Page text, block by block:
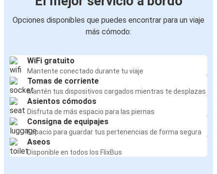
Opciones disponibles que puedes encontrar para un viaje
más cómodo:
WiFi gratuito
Mantente conectado durante tu viaje
Tomas de corriente
Mantén tus dispositivos cargados mientras te desplazas
Asientos cómodos
Disfruta de más espacio para las piernas
Consigna de equipajes
Espacio para guardar tus pertenencias de forma segura
Aseos
Disponible en todos los FlixBus